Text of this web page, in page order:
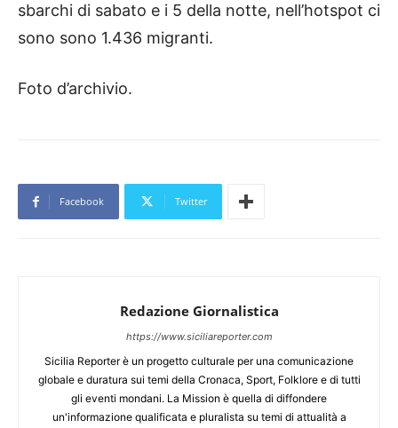
sbarchi di sabato e i 5 della notte, nell’hotspot ci
sono sono 1.436 migranti.
Foto d’archivio.
Facebook Twitter
Redazione Giornalistica
https://www.siciliareporter.com
Sicilia Reporter è un progetto culturale per una comunicazione
globale e duratura sui temi della Cronaca, Sport, Folklore e di tutti
gli eventi mondani. La Mission è quella di diffondere
un'informazione qualificata e pluralista su temi di attualità a